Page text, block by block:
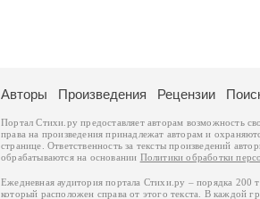
Авторы Произведения Рецензии
Портал Стихи.ру предоставляет авторам возможность
права на произведения принадлежат авторам и
странице. Ответственность за тексты произведений
обрабатываются на основании Политики обработки
Ежедневная аудитория портала Стихи.ру – порядка 200
который расположен справа от этого текста. В каждой